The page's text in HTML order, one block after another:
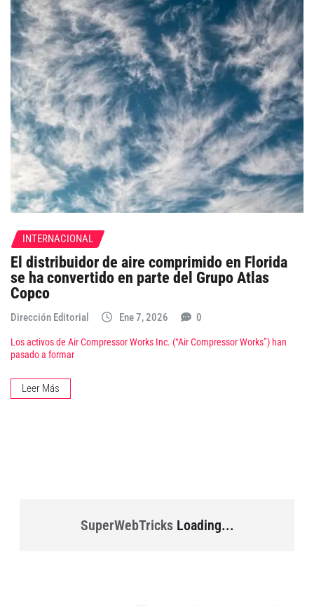
INTERNACIONAL
El distribuidor de aire comprimido en Florida
se ha convertido en parte del Grupo Atlas
Copco
Dirección Editorial Ene 7, 2026 0
Los activos de Air Compressor Works Inc. (“Air Compressor Works”) han
pasado a formar
Leer Más
SuperWebTricksLoading...